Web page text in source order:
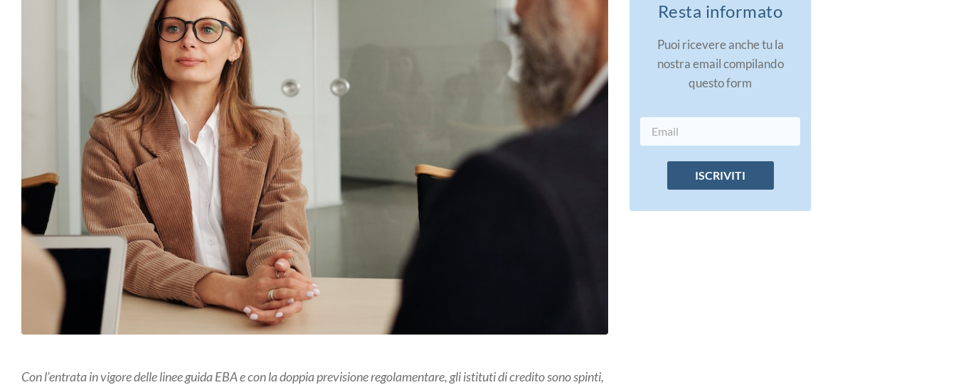
Con l’entrata in vigore delle linee guida EBA e con la doppia previsione regolamentare, gli istituti di credito sono spinti,
Resta informato
Puoi ricevere anche tu la
nostra email compilando
questo form
ISCRIVITI